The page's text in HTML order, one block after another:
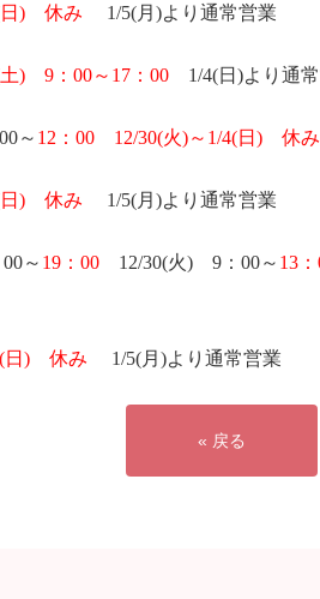
) 休み 1/5(月 )より通常営業
) 9 ： 00～ 17 ： 00 1/4(日 )より通
00～ 12 ： 00 12/30(火)～ 1/4(日 ) 休み
) 休み 1/5(月 )より通常営業
00～ 19 ： 00 12/30(火) 9 ： 00～ 13 ：
日 ) 休み 1/5(月 )より通常営業
« 戻る